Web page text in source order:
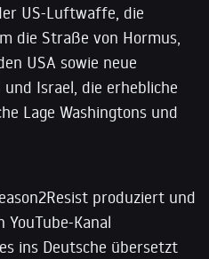
US-Luftwaffe, die
die Straße von Hormus,
USA sowie neue
Israel, die erhebliche
Lage Washingtons und
produziert und
Kanal
ins Deutsche übersetzt